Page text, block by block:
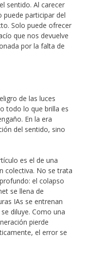
sentido. Al carecer
puede participar del
Solo puede ofrecer
que nos devuelve
por la falta de
de las luces
todo lo que brilla es
En la era
del sentido, sino
es el de una
colectiva. No se trata
el colapso
se llena de
IAs se entrenan
diluye. Como una
pierde
el error se